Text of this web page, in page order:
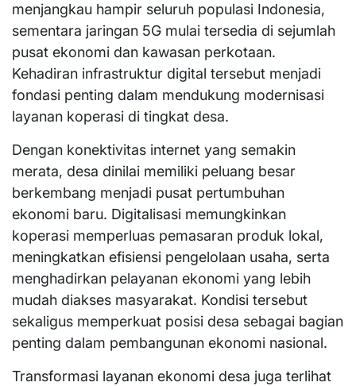
menjangkau hampir seluruh populasi Indonesia,
sementara jaringan 5G mulai tersedia di sejumlah
pusat ekonomi dan kawasan perkotaan.
Kehadiran infrastruktur digital tersebut menjadi
fondasi penting dalam mendukung modernisasi
layanan koperasi di tingkat desa.
Dengan konektivitas internet yang semakin
merata, desa dinilai memiliki peluang besar
berkembang menjadi pusat pertumbuhan
ekonomi baru. Digitalisasi memungkinkan
koperasi memperluas pemasaran produk lokal,
meningkatkan efisiensi pengelolaan usaha, serta
menghadirkan pelayanan ekonomi yang lebih
mudah diakses masyarakat. Kondisi tersebut
sekaligus memperkuat posisi desa sebagai bagian
penting dalam pembangunan ekonomi nasional.
Transformasi layanan ekonomi desa juga terlihat